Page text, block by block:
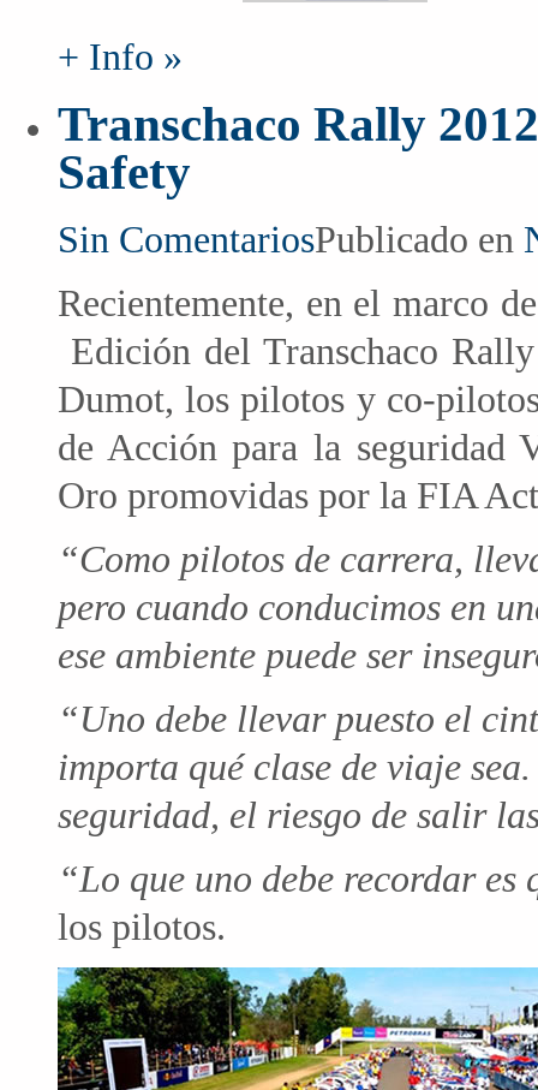
+ Info »
Transchaco Rally
Safety
Sin ComentariosPublicado en
Recientemente, en el marco
Edición del Transchaco
Dumot, los pilotos y co-
de Acción para la seguridad
Oro promovidas por la FIA
“Como pilotos de carrera,
pero cuando conducimos en
ese ambiente puede ser
“Uno debe llevar puesto el
importa qué clase de viaje
seguridad, el riesgo de salir
“Lo que uno debe recordar es
los pilotos.